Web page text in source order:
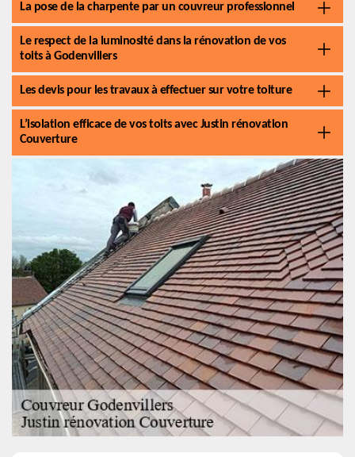
La pose de la charpente par un couvreur professionnel
Le respect de la luminosité dans la rénovation de vos
toits à Godenvillers
Les devis pour les travaux à effectuer sur votre toiture
L’isolation efficace de vos toits avec Justin rénovation
Couverture